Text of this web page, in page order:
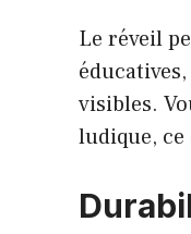
Le réveil
visibles.
ludique,